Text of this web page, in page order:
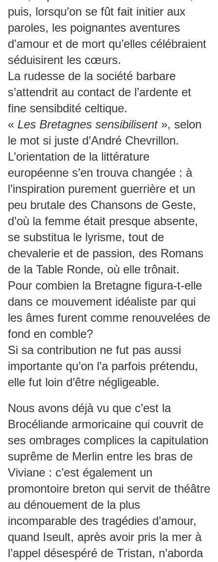
puis, lorsqu’on se fût fait initier aux
paroles, les poignantes aventures
d'amour et de mort qu’elles célébraient
séduisirent les cœurs.
La rudesse de la société barbare
s’attendrit au contact de l’ardente et
fine sensibdité celtique.
« Les Bretagnes sensibilisent», selon
le mot si juste d’André Chevrillon.
L’orientation de la littérature
européenne s’en trouva changée : à
l’inspiration purement guerrière et un
peu brutale des Chansons de Geste,
d’où la femme était presque absente,
se substitua le lyrisme, tout de
chevalerie et de passion, des Romans
de la Table Ronde, où elle trônait.
Pour combien la Bretagne figura-t-elle
dans ce mouvement idéaliste par qui
les âmes furent comme renouvelées de
fond en comble?
Si sa contribution ne fut pas aussi
importante qu’on l’a parfois prétendu,
elle fut loin d’être négligeable.
Nous avons déjà vu que c’est la
Brocéliande armoricaine qui couvrit de
ses ombrages complices la capitulation
suprême de Merlin entre les bras de
Viviane : c’est également un
promontoire breton qui servit de théâtre
au dénouement de la plus
incomparable des tragédies d’amour,
quand Iseult, après avoir pris la mer à
l’appel désespéré de Tristan, n’aborda